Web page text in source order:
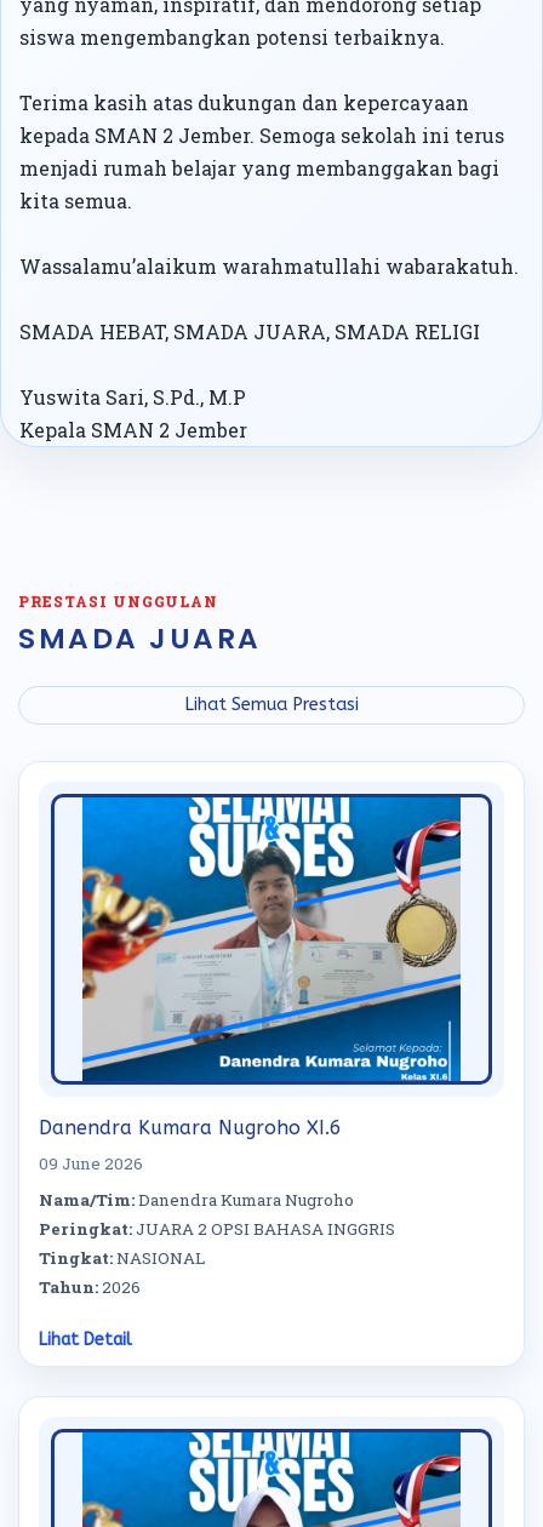
siswa mengembangkan potensi terbaiknya.
Terima kasih atas dukungan dan kepercayaan
kepada SMAN 2 Jember. Semoga sekolah ini terus
menjadi rumah belajar yang membanggakan bagi
kita semua.
Wassalamu’alaikum warahmatullahi wabarakatuh.
SMADA HEBAT, SMADA JUARA, SMADA RELIGI
Yuswita Sari, S.Pd., M.P
Kepala SMAN 2 Jember
PRESTASI UNGGULAN
SMADA JUARA
Lihat Semua Prestasi
Danendra Kumara Nugroho XI.6
09 June 2026
Nama/Tim:Danendra Kumara Nugroho
Peringkat:JUARA 2 OPSI BAHASA INGGRIS
Tingkat:NASIONAL
Tahun:2026
Lihat Detail